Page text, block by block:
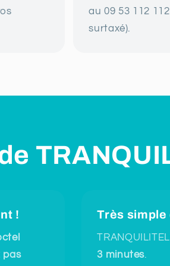
au 09 53 112
surtaxé).
!
pas
Très
3 minutes.